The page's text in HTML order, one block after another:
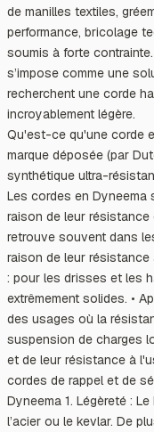
de manilles textiles,
performance, bricolage
soumis à forte
s’impose comme une
recherchent une corde
incroyablement légère.
Qu'est-ce qu'une corde
marque déposée (par
synthétique ultra-
Les cordes en Dyneema
raison de leur résistance
retrouve souvent dans
raison de leur résistance
: pour les drisses et les
extrêmement solides. •
des usages où la
suspension de charges
et de leur résistance à
cordes de rappel et de
Dyneema 1. Légèreté :
l’acier ou le kevlar. De